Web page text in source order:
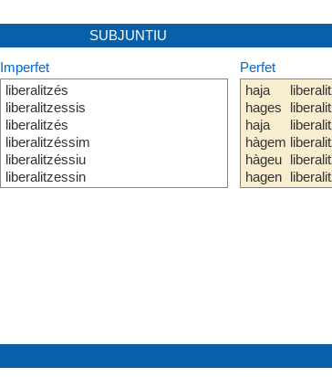
SUBJUNTIU
Imperfet
liberalitzés
liberalitzessis
liberalitzés
liberalitzéssim
liberalitzéssiu
liberalitzessin
Perfet
haja
hages
haja
hàgem
hàgeu
hagen